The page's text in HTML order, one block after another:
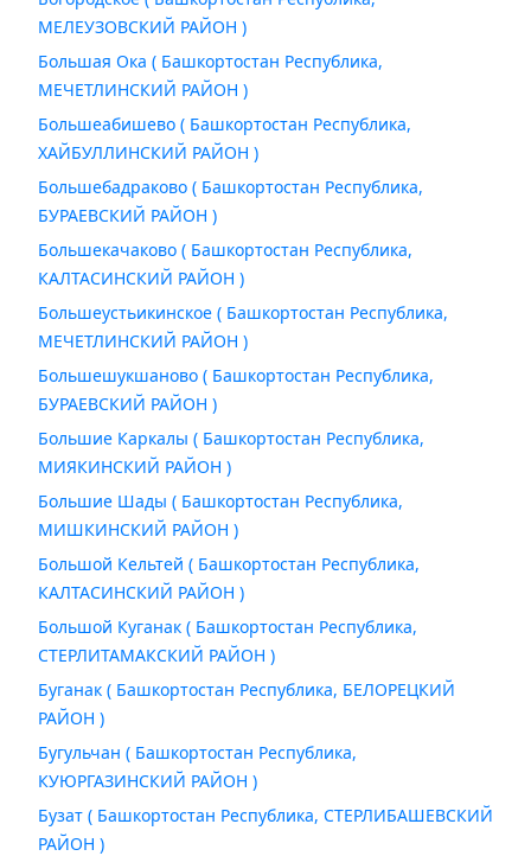
МЕЛЕУЗОВСКИЙ РАЙОН )
Большая Ока ( Башкортостан Республика,
МЕЧЕТЛИНСКИЙ РАЙОН )
Большеабишево ( Башкортостан Республика,
ХАЙБУЛЛИНСКИЙ РАЙОН )
Большебадраково ( Башкортостан Республика,
БУРАЕВСКИЙ РАЙОН )
Большекачаково ( Башкортостан Республика,
КАЛТАСИНСКИЙ РАЙОН )
Большеустьикинское ( Башкортостан Республика,
МЕЧЕТЛИНСКИЙ РАЙОН )
Большешукшаново ( Башкортостан Республика,
БУРАЕВСКИЙ РАЙОН )
Большие Каркалы ( Башкортостан Республика,
МИЯКИНСКИЙ РАЙОН )
Большие Шады ( Башкортостан Республика,
МИШКИНСКИЙ РАЙОН )
Большой Кельтей ( Башкортостан Республика,
КАЛТАСИНСКИЙ РАЙОН )
Большой Куганак ( Башкортостан Республика,
СТЕРЛИТАМАКСКИЙ РАЙОН )
Буганак ( Башкортостан Республика, БЕЛОРЕЦКИЙ
РАЙОН )
Бугульчан ( Башкортостан Республика,
КУЮРГАЗИНСКИЙ РАЙОН )
Бузат ( Башкортостан Республика, СТЕРЛИБАШЕВСКИЙ
РАЙОН )